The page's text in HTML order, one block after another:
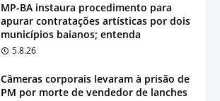
MP-BA instaura procedimento para
apurar contratações artísticas por dois
municípios baianos; entenda
5.8.26
Câmeras corporais levaram à prisão de
PM por morte de vendedor de lanches